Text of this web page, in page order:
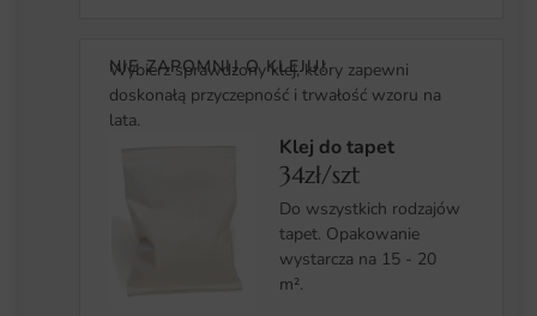
NIE ZAPOMNIJ O KLEJU!
Wybierz sprawdzony klej, który zapewni
doskonałą przyczepność i trwałość wzoru na
lata.
Klej do tapet
34zł/szt
Do wszystkich rodzajów
tapet. Opakowanie
wystarcza na 15 - 20
m².